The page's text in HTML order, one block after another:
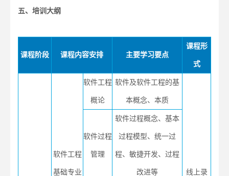
五、培训大纲
课程阶段 课程内容安排 主要学习要点
课程形
式
软件工程
基础专业
软件工程
概论
软件及软件工程的基
本概念、本质
线上录
软件过程
管理
软件过程概念、基本
过程模型、统一过
程、敏捷开发、过程
改进等